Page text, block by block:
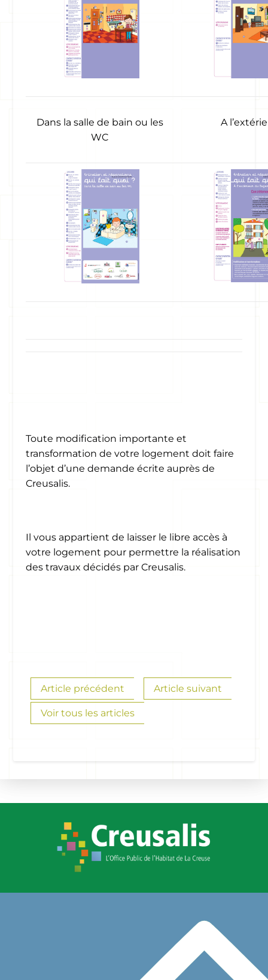
Dans la salle de bain ou les
WC
A
Toute modification importante et
transformation de votre logement doit faire
l’objet d’une demande écrite auprès de
Creusalis.
Il vous appartient de laisser le libre accès à
votre logement pour permettre la réalisation
des travaux décidés par Creusalis.
Article précédent Article suivant
Voir tous les articles